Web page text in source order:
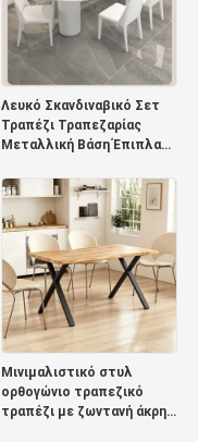
Λευκό Σκανδιναβικό Σετ
Τραπέζι Τραπεζαρίας
Μεταλλική Βάση Έπιπλα
Σχιστόλιθο Κορυφή
Μοντέρνα Τραπεζαρία για
Διαμέρισμα ξενοδοχείου
Μινιμαλιστικό στυλ
ορθογώνιο τραπεζικό
τραπέζι με ζωντανή άκρη